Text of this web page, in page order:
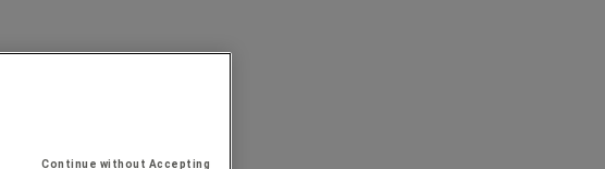
Continue without Accepting